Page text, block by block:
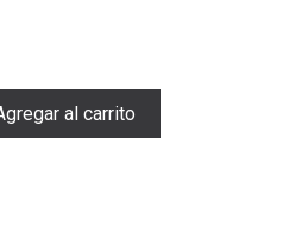
al carrito